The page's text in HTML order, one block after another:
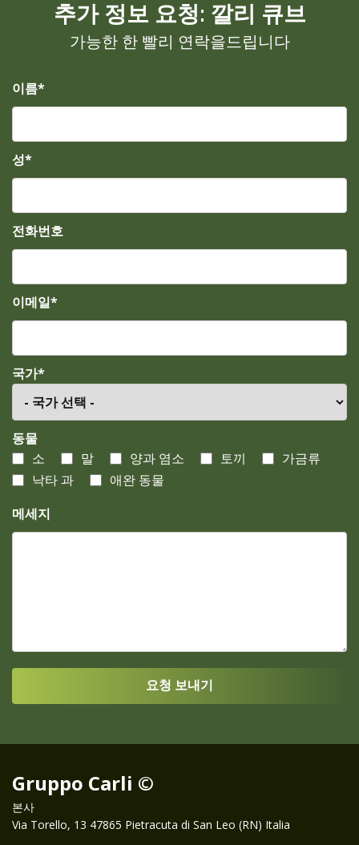
추가 정보 요청: 깔리 큐브
가능한 한 빨리 연락을드립니다
이름*
성*
전화번호
이메일*
국가*
동물
소
말 양과 염소 토끼
가금류
낙타 과
애완 동물
메세지
Gruppo Carli ©
본사
Via Torello, 13 47865 Pietracuta di San Leo (RN) Italia